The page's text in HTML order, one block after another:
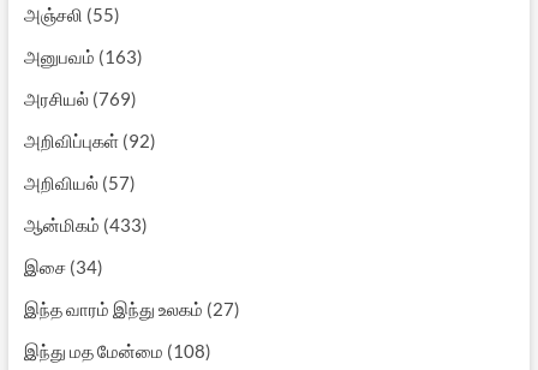
அறிவிப்புகள்(92)
அறிவியல் (57)
ஆன்மிகம்(433)
இசை(34)
இந்த வாரம் இந்து உலகம்
இந்து மத மேன்மை
இந்து மத விளக்கங்கள்
இலக்கியம்(350)
இலங்கைத் தமிழர்(35)